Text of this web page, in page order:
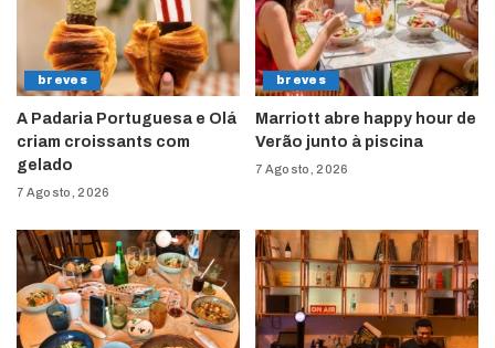
breves
A Padaria Portuguesa e Olá
criam croissants com
gelado
7 Agosto, 2026
breves
Marriott abre happy hour de
Verão junto à piscina
7 Agosto, 2026